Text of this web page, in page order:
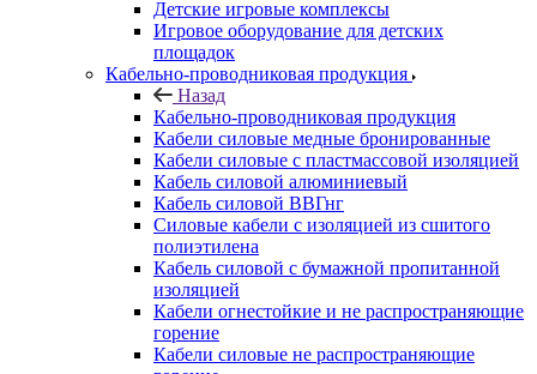
Детские игровые комплексы
Игровое оборудование для детских
площадок
Кабельно-проводниковая продукция
Назад
Кабельно-проводниковая продукция
Кабели силовые медные бронированные
Кабели силовые с пластмассовой изоляцией
Кабель силовой алюминиевый
Кабель силовой ВВГнг
Силовые кабели с изоляцией из сшитого
полиэтилена
Кабель силовой с бумажной пропитанной
изоляцией
Кабели огнестойкие и не распространяющие
горение
Кабели силовые не распространяющие